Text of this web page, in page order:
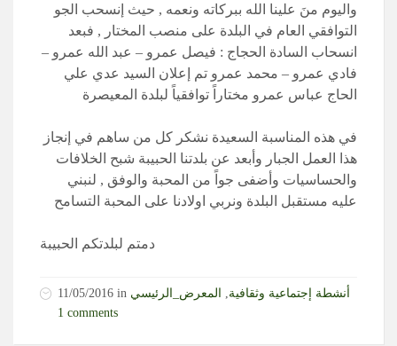
واليوم منَ علينا الله ببركاته ونعمه , حيث إنسحب الجو
التوافقي العام في البلدة على منصب المختار , فبعد
انسحاب السادة الحجاج : فيصل عمرو – عبد الله عمرو –
فادي عمرو – محمد عمرو تم إعلان السيد عدي علي
الحاج عباس عمرو مختاراً توافقياً لبلدة المعيصرة
هذا العمل الجبار وأبعد عن بلدتنا الحبيبة شبح الخلافات
والحساسيات وأضفى جواً من المحبة والوفق , لنبني
عليه مستقبل البلدة ونربي اولادنا على المحبة التسامح
دمتم لبلدتكم الحبيبة
11/05/2016 in أنشطة إجتماعية وثقافية,
المعرض_الرئيسي
1 comments